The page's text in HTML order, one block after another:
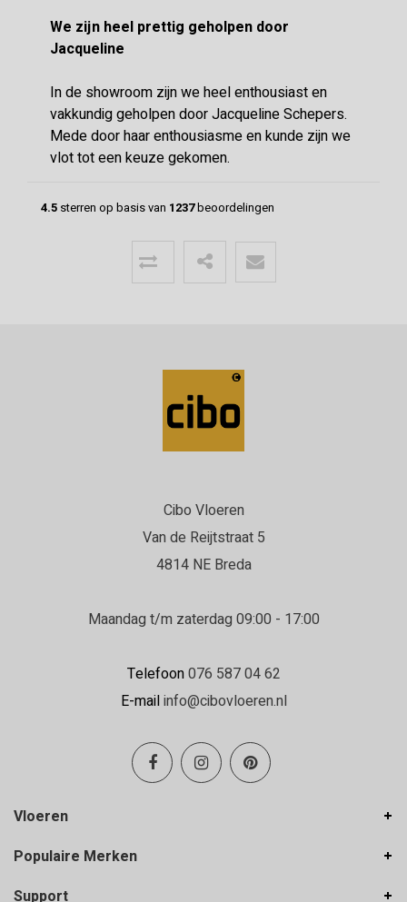
We zijn heel prettig geholpen door
Jacqueline
In de showroom zijn we heel enthousiast en
vakkundig geholpen door Jacqueline Schepers.
Mede door haar enthousiasme en kunde zijn we
vlot tot een keuze gekomen.
afleveren van de vloer en het terugbrengen van
overgebleven pakken. Een deskundige partij
waar klanttevredenheid hoog in het vaadel staat,
vloer, en de vloerenlegger was zeer deskundig
en heeft de vloer boven en beneden netjes
Hele goede service en ze denken met je
mee!
4.5 sterren op basis van 1237beoordelingen
Cibo Vloeren
Van de Reijtstraat 5
4814 NE Breda
Maandag t/m zaterdag 09:00 - 17:00
Telefoon076 587 04 62
E-mailinfo@cibovloeren.nl
Vloeren
Populaire Merken
Support